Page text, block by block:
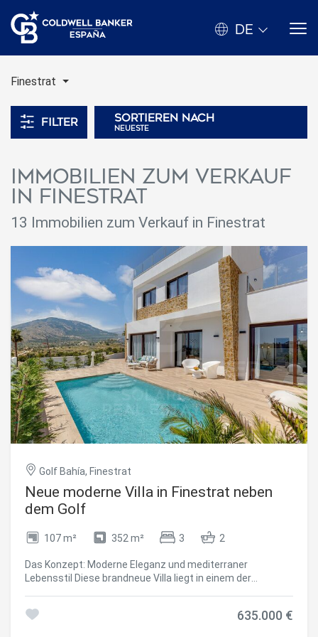
DE
Finestrat
Filter Sortieren nach
neueste
Immobilien zum Verkauf
in Finestrat
13 Immobilien zum Verkauf in Finestrat
Golf Bahía, Finestrat
Neue moderne Villa in Finestrat neben
dem Golf
107 m² 352 m² 3 2
Das Konzept: Moderne Eleganz und mediterraner
Lebensstil Diese brandneue Villa liegt in einem der
modernes Design und ist eine Einladung zu Komfort und
635.000 €